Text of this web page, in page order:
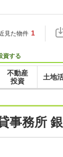
見た物件 1
資する
不動産
投資
土地
務所 銀